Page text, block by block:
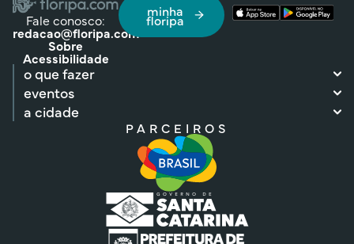
Fale conosco:
redacao@floripa.com
Sobre
Acessibilidade
minha
floripa
o que fazer
eventos
a cidade
PARCEIROS